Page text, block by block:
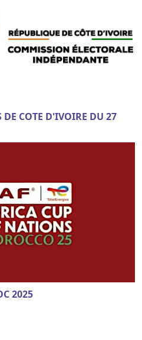
DE COTE D'IVOIRE DU 27
2025